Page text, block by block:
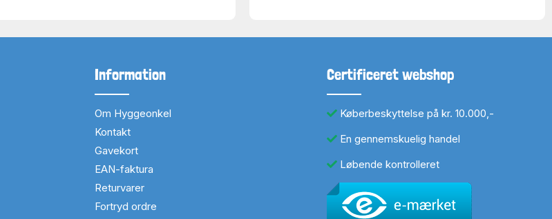
Information
Om Hyggeonkel
Kontakt
Gavekort
EAN-faktura
Returvarer
Fortryd ordre
Certificeret webshop
Køberbeskyttelse på kr. 10.000,-
En gennemskuelig handel
Løbende kontrolleret